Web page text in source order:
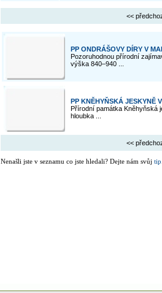
<<
PP ONDRÁŠOVY DÍRY V
Pozoruhodnou přírodní
výška 840–940 ...
PP KNĚHYŇSKÁ JESKYNĚ
Přírodní památka Kněhyňská
hloubka ...
<<
Nenašli jste v seznamu co jste hledali? Dejte nám svůj tip